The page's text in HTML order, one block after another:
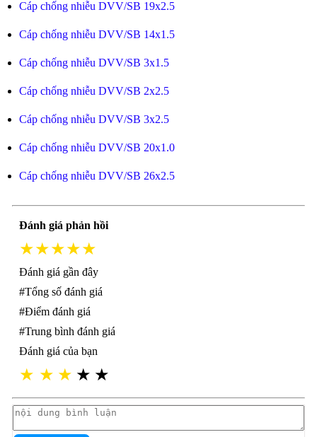
Cáp chống nhiễu DVV/SB 19x2.5
Cáp chống nhiễu DVV/SB 14x1.5
Cáp chống nhiễu DVV/SB 3x1.5
Cáp chống nhiễu DVV/SB 2x2.5
Cáp chống nhiễu DVV/SB 3x2.5
Cáp chống nhiễu DVV/SB 20x1.0
Cáp chống nhiễu DVV/SB 26x2.5
Đánh giá phản hồi
★★★★★
Đánh giá gần đây
#Tổng số đánh giá
#Điểm đánh giá
#Trung bình đánh giá
Đánh giá của bạn
★ ★ ★ ★ ★